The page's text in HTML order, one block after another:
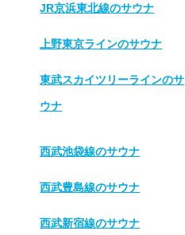
JR京浜東北線のサウナ
上野東京ラインのサウナ
東武スカイツリーラインのサ
ウナ
西武池袋線のサウナ
西武豊島線のサウナ
西武新宿線のサウナ